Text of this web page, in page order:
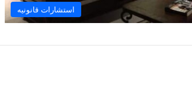
استشارات قانونيه